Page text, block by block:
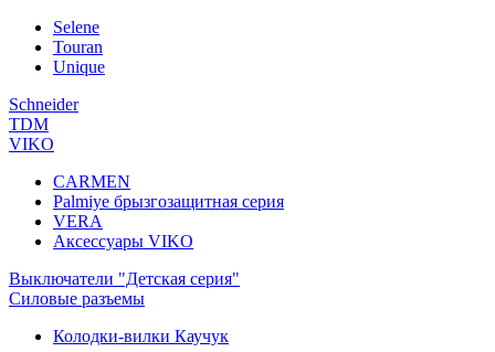
Selene
Touran
Unique
Schneider
TDM
VIKO
CARMEN
Palmiye брызгозащитная серия
VERA
Аксессуары VIKO
Выключатели "Детская серия"
Силовые разъемы
Колодки-вилки Каучук